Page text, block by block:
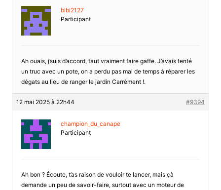
bibi2127
Participant
Ah ouais, j’suis d’accord, faut vraiment faire gaffe. J’avais tenté
un truc avec un pote, on a perdu pas mal de temps à réparer les
dégats au lieu de ranger le jardin Carrément !.
12 mai 2025 à 22h44 #9394
champion_du_canape
Participant
Ah bon ? Écoute, t’as raison de vouloir te lancer, mais çà
demande un peu de savoir-faire, surtout avec un moteur de